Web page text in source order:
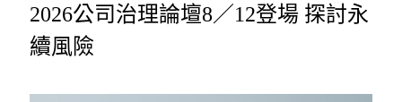
2026公司治理論壇8／12登場 探討永
續風險